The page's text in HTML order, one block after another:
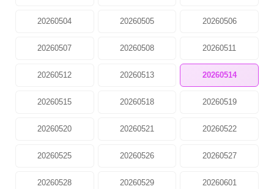
20260504 20260505 20260506
20260507 20260508 20260511
20260512 20260513 20260514
20260515 20260518 20260519
20260520 20260521 20260522
20260525 20260526 20260527
20260528 20260529 20260601